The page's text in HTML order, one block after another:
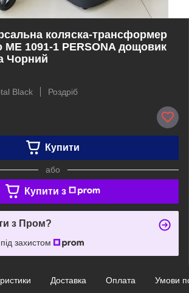
коляска-трансформер
ME 1091-1 PERSONA дощовик
Чорний
Black
Роздріб
Купити
або
Купити з
з Пром?
захистом
Доставка Оплата Умови